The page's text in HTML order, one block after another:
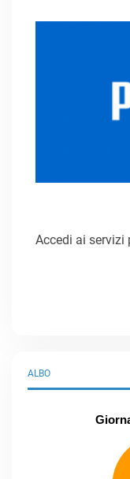
Accedi ai servizi
ALBO